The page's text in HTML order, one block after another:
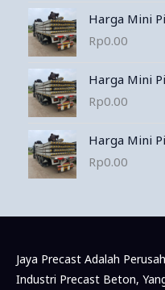
Harga Mini
Rp0.00
Harga Mini
Rp0.00
Harga Mini
Rp0.00
Jaya Precast Adalah
Industri Precast Beton,